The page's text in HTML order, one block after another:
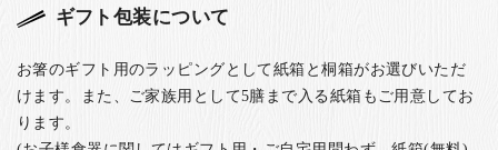
ギフト包装について
お箸のギフト用のラッピングとして紙箱と桐箱がお選びいただ
けます。また、ご家族用として5膳まで入る紙箱もご用意してお
ります。